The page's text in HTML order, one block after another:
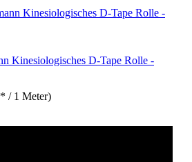
Kinesiologisches D-Tape Rolle -
/ 1 Meter)